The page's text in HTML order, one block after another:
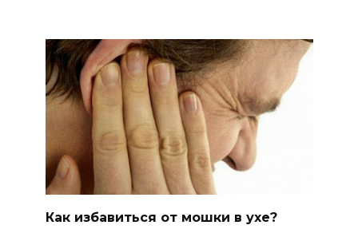
Как избавиться от мошки в ухе?